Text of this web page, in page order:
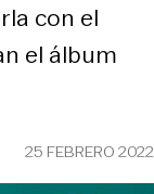
con el
el álbum
25 FEBRERO 2022